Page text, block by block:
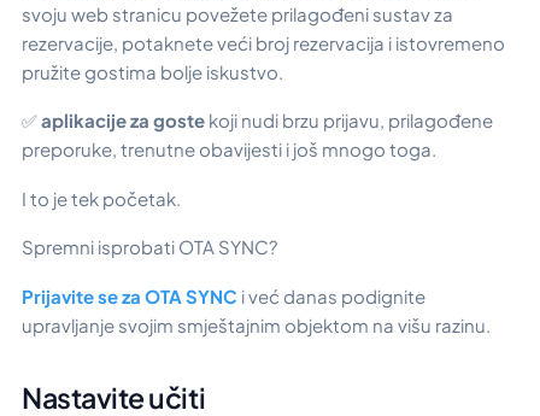
svoju web stranicu povežete prilagođeni sustav za
rezervacije, potaknete veći broj rezervacija i istovremeno
pružite gostima bolje iskustvo.
✅aplikacije za goste koji nudi brzu prijavu, prilagođene
preporuke, trenutne obavijesti i još mnogo toga.
I to je tek početak.
Spremni isprobati OTA SYNC?
Prijavite se za OTA SYNC i već danas podignite
upravljanje svojim smještajnim objektom na višu razinu.
Nastavite učiti